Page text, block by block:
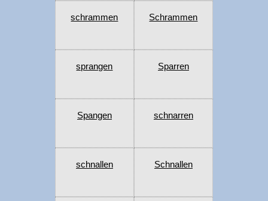
schrammen Schrammen
sprangen Sparren
Spangen schnarren
schnallen Schnallen